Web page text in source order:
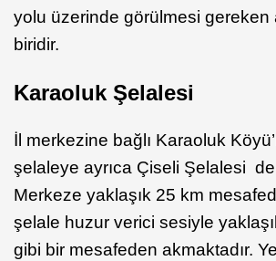
yolu üzerinde görülmesi gereken
biridir.
Karaoluk Şelalesi
İl merkezine bağlı Karaoluk
şelaleye ayrıca Çiseli Şelalesi
Merkeze yaklaşık 25 km
şelale huzur verici sesiyle
gibi bir mesafeden akmaktadır.